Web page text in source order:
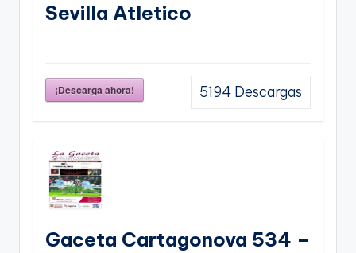
Sevilla Atletico
¡Descarga ahora! 5194 Descargas
Gaceta Cartagonova 534 –